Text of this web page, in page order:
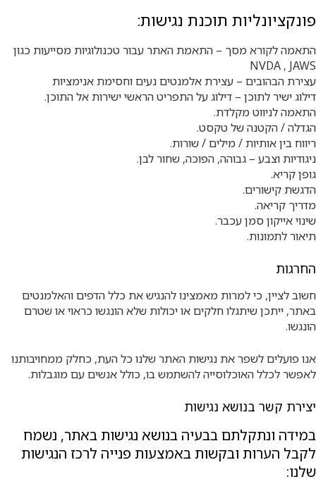
פונקציונליות תוכנת נגישות:
התאמה לקורא מסך – התאמת האתר עבור טכנולוגיות מסייעות כגון
NVDA , JAWS
עצירת הבהובים – עצירת אלמנטים נעים וחסימת אנימציות
דילוג ישיר לתוכן – דילוג על התפריט הראשי ישירות אל התוכן.
התאמה לניווט מקלדת.
הגדלה / הקטנה של טקסט.
ריווח בין אותיות / מילים / שורות.
ניגודיות וצבע – גבוהה, הפוכה, שחור לבן.
גופן קריא.
הדגשת קישורים.
מדריך קריאה.
שינוי אייקון סמן עכבר.
תיאור לתמונות.
החרגות
חשוב לציין, כי למרות מאמצינו להנגיש את כלל הדפים והאלמנטים
באתר, ייתכן שיתגלו חלקים או יכולות שלא הונגשו כראוי או שטרם
הונגשו.
אנו פועלים לשפר את נגישות האתר שלנו כל העת, כחלק ממחויבותנו
לאפשר לכלל האוכלוסייה להשתמש בו, כולל אנשים עם מוגבלות.
יצירת קשר בנושא נגישות
במידה ונתקלתם בבעיה בנושא נגישות באתר, נשמח
לקבל הערות ובקשות באמצעות פנייה לרכז הנגישות
שלנו: